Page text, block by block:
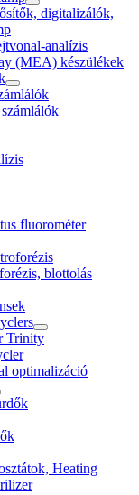
digitalizálók,
analízis
(MEA) készülékek
fluorométer
blottolás
Trinity
optimalizáció
Heating